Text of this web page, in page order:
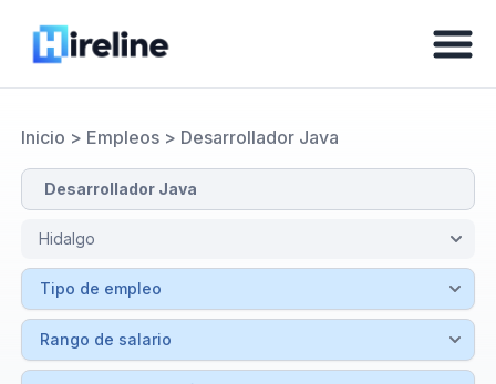
Inicio > Empleos> Desarrollador Java